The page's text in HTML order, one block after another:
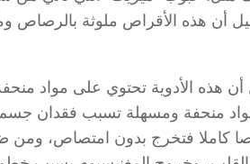
أن هذه الأقراص ملوثة بالرصاص
هذه الأدوية تحتوي على مواد
مواد منحفة ومسهلة تسبب فقدان
كاملا فتخرج بدون امتصاص، ومن